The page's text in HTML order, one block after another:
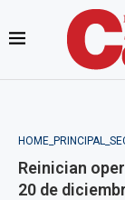
Reinician
20 de